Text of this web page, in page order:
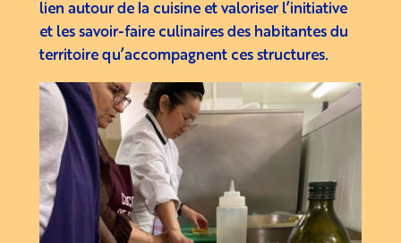
lien autour de la cuisine et valoriser l’initiative
et les savoir-faire culinaires des habitantes du
territoire qu’accompagnent ces structures.